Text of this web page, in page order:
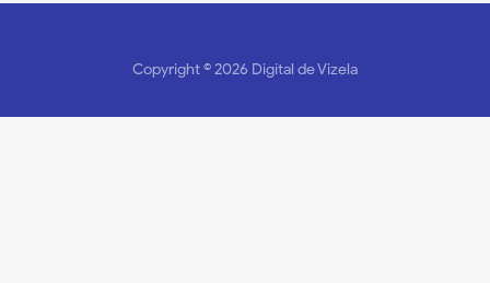
Copyright ©2026 Digital de Vizela